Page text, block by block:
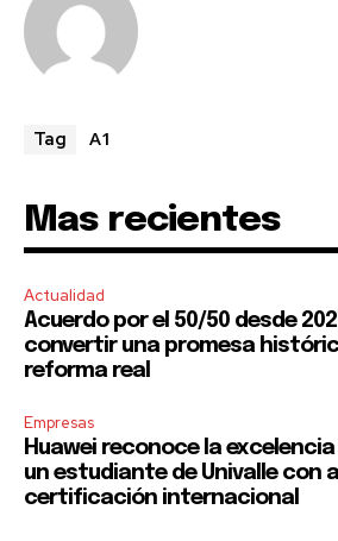
I've read and accept the
Tag A1
Mas recientes
Actualidad
Acuerdo por el 50/50 desde
convertir una promesa
reforma real
Empresas
Huawei reconoce la
un estudiante de Univalle con
certificación internacional